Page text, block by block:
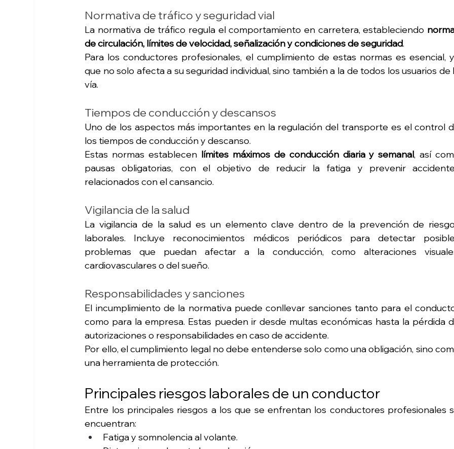
Normativa de tráfico y seguridad vial
La normativa de tráfico regula el comportamiento en carretera, estableciendo
de circulación, límites de velocidad, señalización y condiciones de seguridad.
Para los conductores profesionales, el cumplimiento de estas normas es esencial,
que no solo afecta a su seguridad individual, sino también a la de todos los usuarios de
vía.
Tiempos de conducción y descansos
Uno de los aspectos más importantes en la regulación del transporte es el control
los tiempos de conducción y descanso.
Estas normas establecen límites máximos de conducción diaria y semanal, así
pausas obligatorias, con el objetivo de reducir la fatiga y prevenir
relacionados con el cansancio.
Vigilancia de la salud
La vigilancia de la salud es un elemento clave dentro de la prevención de
laborales. Incluye reconocimientos médicos periódicos para detectar
problemas que puedan afectar a la conducción, como alteraciones
cardiovasculares o del sueño.
Responsabilidades y sanciones
El incumplimiento de la normativa puede conllevar sanciones tanto para el
como para la empresa. Estas pueden ir desde multas económicas hasta la pérdida
autorizaciones o responsabilidades en caso de accidente.
Por ello, el cumplimiento legal no debe entenderse solo como una obligación, sino
una herramienta de protección.
Principales riesgos laborales de un conductor
Entre los principales riesgos a los que se enfrentan los conductores profesionales
encuentran:
Fatiga y somnolencia al volante.